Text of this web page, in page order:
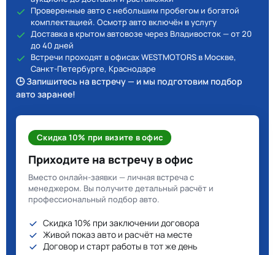
Проверенные авто с небольшим пробегом и богатой
комплектацией. Осмотр авто включён в услугу
Доставка в крытом автовозе через Владивосток — от 20
до 40 дней
Встречи проходят в офисах WESTMOTORS в Москве,
Санкт-Петербурге, Краснодаре
🕒 Запишитесь на встречу — и мы подготовим подбор
авто заранее!
Скидка 10% при визите в офис
Приходите на встречу в офис
Вместо онлайн-заявки — личная встреча с
менеджером. Вы получите детальный расчёт и
профессиональный подбор авто.
Скидка 10% при заключении договора
Живой показ авто и расчёт на месте
Договор и старт работы в тот же день